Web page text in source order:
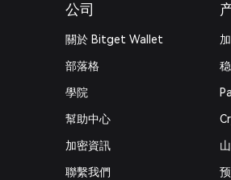
公司
關於 Bitget Wallet
部落格
學院
幫助中心
加密資訊
‌聯繫我們